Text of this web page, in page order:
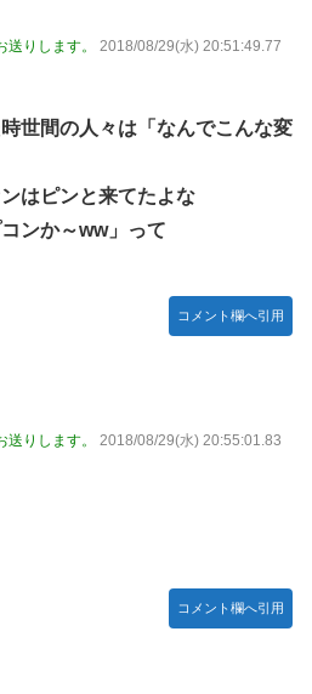
りします。
2018/08/29(水) 20:51:49.77
世間の人々は「なんでこんな変
はピンと来てたよな
ンか～ww」って
コメント欄へ引用
りします。
2018/08/29(水) 20:55:01.83
コメント欄へ引用